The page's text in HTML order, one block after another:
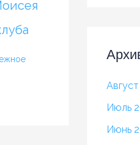
Июль
Июнь